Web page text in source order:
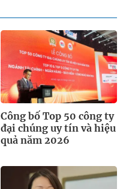
Công bố Top 50 công ty
đại chúng uy tín và hiệu
quả năm 2026